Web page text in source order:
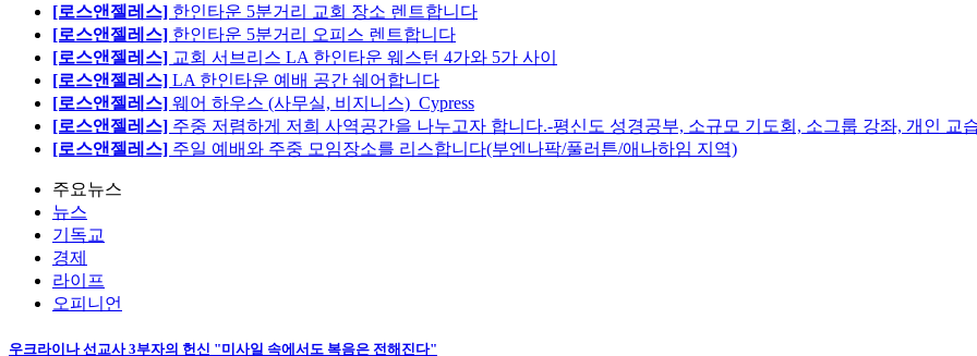
[로스앤젤레스] 한인타운 5분거리 교회 장소 렌트합니다
[로스앤젤레스] 한인타운 5분거리 오피스 렌트합니다
[로스앤젤레스] 교회 서브리스 LA 한인타운 웨스턴 4가와 5가 사이
[로스앤젤레스] LA 한인타운 예배 공간 쉐어합니다
[로스앤젤레스] 웨어 하우스 (사무실, 비지니스)_Cypress
[로스앤젤레스] 주중 저렴하게 저희 사역공간을 나누고자 합니다.-평신도 성경공부, 소규모 기도회, 소그룹 강좌, 개인 교
[로스앤젤레스] 주일 예배와 주중 모임장소를 리스합니다(부엔나팍/풀러튼/애나하임 지역)
주요뉴스
뉴스
기독교
경제
라이프
오피니언
우크라이나 선교사 3부자의 헌신 "미사일 속에서도 복음은 전해진다"